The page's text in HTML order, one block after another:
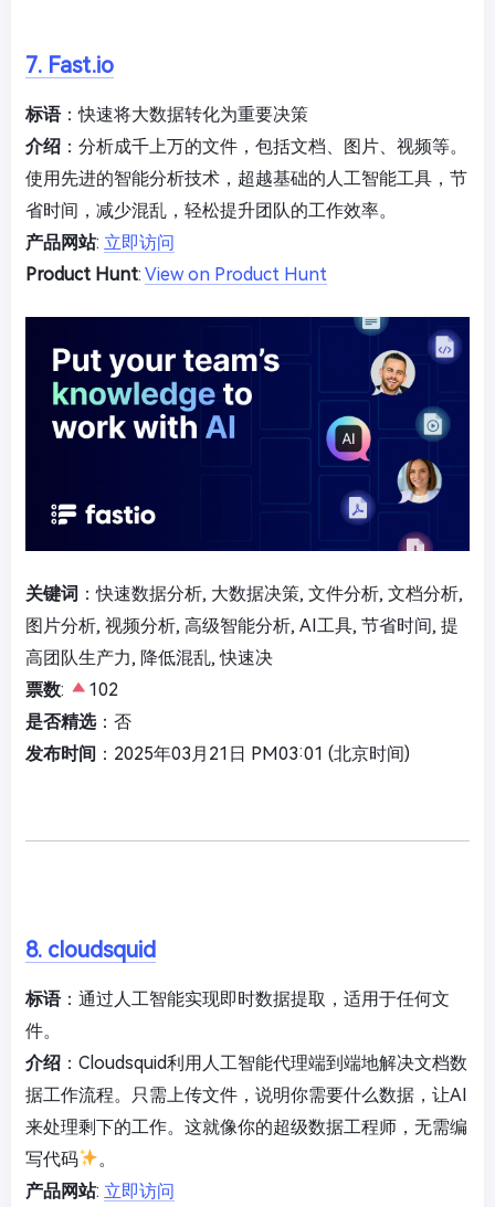
7. Fast.io
标语：快速将大数据转化为重要决策
介绍 ：分析成千上万的文件，包括文档、图片、视频等。
使用先进的智能分析技术，超越基础的人工智能工具，节
省时间，减少混乱，轻松提升团队的工作效率。
产品网站: 立即访问
Product Hunt: View on Product Hunt
关键词 ：快速数据分析, 大数据决策, 文件分析, 文档分析,
图片分析, 视频分析, 高级智能分析, AI工具, 节省时间, 提
高团队生产力, 降低混乱, 快速决
票数:
102
是否精选：否
发布时间 ：2025年03月21日 PM03:01 (北京时间)
8. cloudsquid
标语：通过人工智能实现即时数据提取，适用于任何文
件。
介绍 ：Cloudsquid利用人工智能代理端到端地解决文档数
据工作流程。只需上传文件，说明你需要什么数据，让AI
来处理剩下的工作。这就像你的超级数据工程师，无需编
写代码
。
产品网站: 立即访问